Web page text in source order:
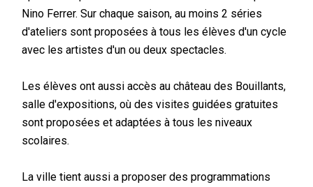
Nino Ferrer. Sur chaque saison, au moins 2 séries
d'ateliers sont proposées à tous les élèves d'un cycle
avec les artistes d'un ou deux spectacles.
Les élèves ont aussi accès au château des Bouillants,
salle d'expositions, où des visites guidées gratuites
sont proposées et adaptées à tous les niveaux
scolaires.
La ville tient aussi a proposer des programmations